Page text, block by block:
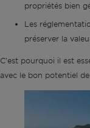
propriétés bien
Les
préserver la
C'est pourquoi il est
avec le bon potentiel de